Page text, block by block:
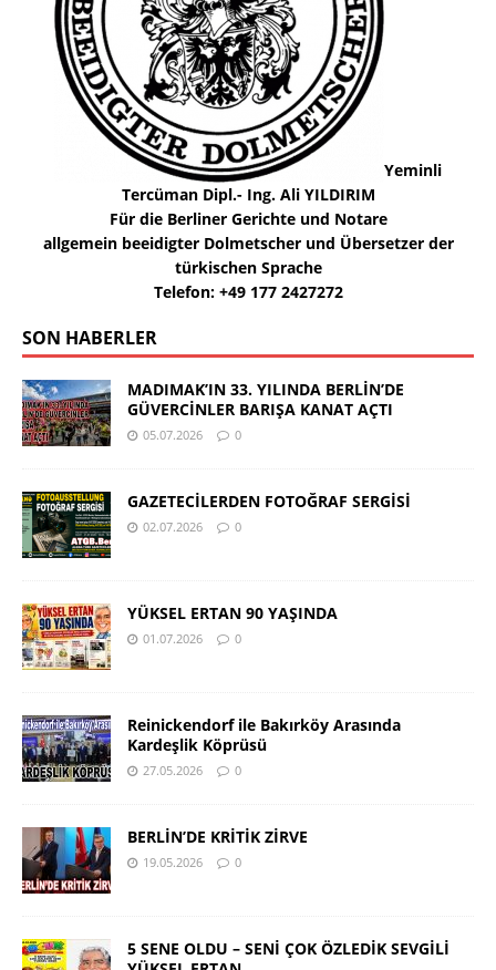
Yeminli
Tercüman Dipl.- Ing. Ali YILDIRIM
Für die Berliner Gerichte und Notare
allgemein beeidigter Dolmetscher und Übersetzer der
türkischen Sprache
Telefon: +49 177 2427272
SON HABERLER
MADIMAK’IN 33. YILINDA BERLİN’DE
GÜVERCİNLER BARIŞA KANAT AÇTI
05.07.2026 0
GAZETECİLERDEN FOTOĞRAF SERGİSİ
02.07.2026 0
YÜKSEL ERTAN 90 YAŞINDA
01.07.2026 0
Reinickendorf ile Bakırköy Arasında
Kardeşlik Köprüsü
27.05.2026 0
BERLİN’DE KRİTİK ZİRVE
19.05.2026 0
5 SENE OLDU – SENİ ÇOK ÖZLEDİK SEVGİLİ